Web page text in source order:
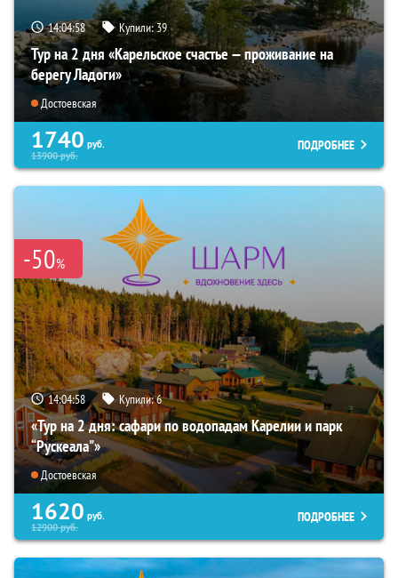
14:04:57 Купили:39
Тур на 2 дня «Карельское счастье — проживание на
берегу Ладоги»
Достоевская
1740 руб.
13900руб.
ПОДРОБНЕЕ
-50%
14:04:57 Купили:6
«Тур на 2 дня: сафари по водопадам Карелии и парк
“Рускеала"»
Достоевская
1620 руб.
12900руб.
ПОДРОБНЕЕ